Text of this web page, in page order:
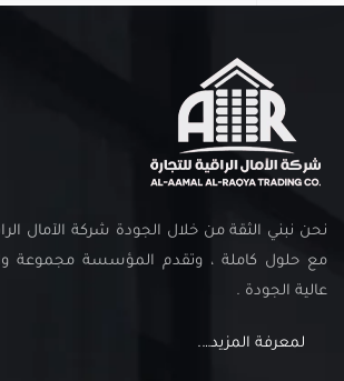
نحن نبني الثقة من خلال الجودة شركة الآمال
مع حلول كاملة ، وتقدم المؤسسة مجموعة
عالية الجودة .
لمعرفة المزيد….